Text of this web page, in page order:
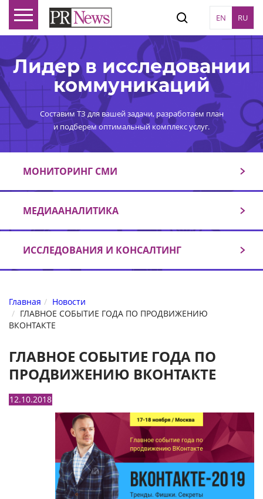
EN RU
Лидер в исследовании
коммуникаций
Составим ТЗ для вашей задачи, разработаем план
и подберем оптимальный комплекс услуг.
МОНИТОРИНГ СМИ
МЕДИААНАЛИТИКА
ИССЛЕДОВАНИЯ И КОНСАЛТИНГ
Главная
Новости
ГЛАВНОЕ СОБЫТИЕ ГОДА ПО ПРОДВИЖЕНИЮ
ВКОНТАКТЕ
ГЛАВНОЕ СОБЫТИЕ ГОДА ПО
ПРОДВИЖЕНИЮ ВКОНТАКТЕ
12.10.2018